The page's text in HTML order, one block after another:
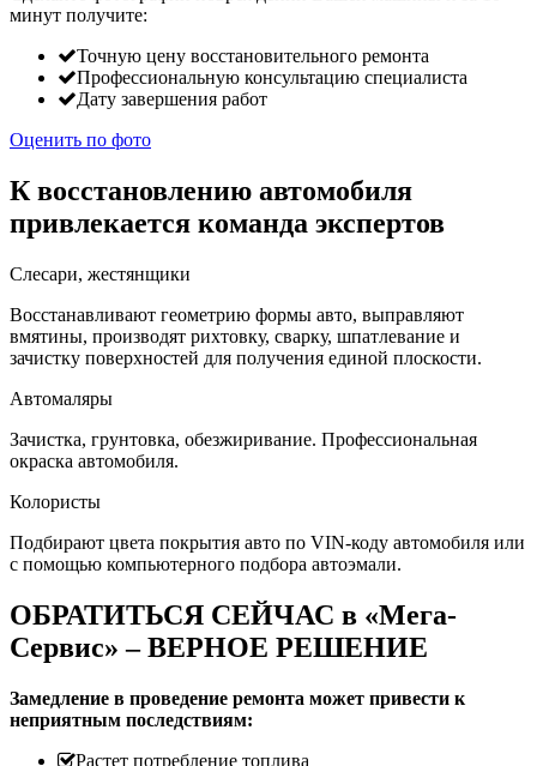
минут получите:
Точную цену восстановительного ремонта
Профессиональную консультацию специалиста
Дату завершения работ
Оценить по фото
К восстановлению автомобиля
привлекается команда экспертов
Слесари, жестянщики
Восстанавливают геометрию формы авто, выправляют
вмятины, производят рихтовку, сварку, шпатлевание и
зачистку поверхностей для получения единой плоскости.
Автомаляры
Зачистка, грунтовка, обезжиривание. Профессиональная
окраска автомобиля.
Колористы
Подбирают цвета покрытия авто по VIN-коду автомобиля или
с помощью компьютерного подбора автоэмали.
ОБРАТИТЬСЯ СЕЙЧАС в «Мега-
Сервис» – ВЕРНОЕ РЕШЕНИЕ
Замедление в проведение ремонта может привести к
неприятным последствиям:
Растет потребление топлива